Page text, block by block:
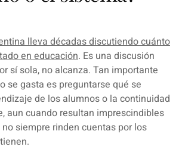
lleva décadas discutiendo cuánto
en educación. Es una discusión
sí sola, no alcanza. Tan importante
se gasta es preguntarse qué se
de los alumnos o la continuidad
aun cuando resultan imprescindibles
siempre rinden cuentas por los